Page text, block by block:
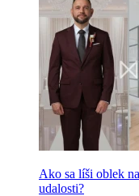
Ako sa líši oblek
udalosti?